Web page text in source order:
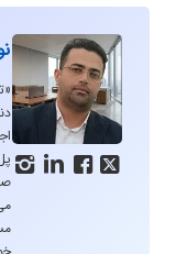
   